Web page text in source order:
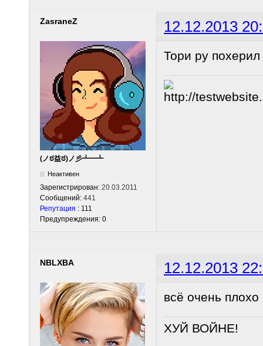
ZasraneZ 12.12.2013
(ノಠ益ಠ)ノ彡┻━┻
Неактивен
Зарегистрирован: 20.03.2011
Сообщений: 441
Репутация : 111
Предупреждения: 0
Тори ру
NBLXBA 12.12.2013
всё очень плохо
ХУЙ ВОЙНЕ!